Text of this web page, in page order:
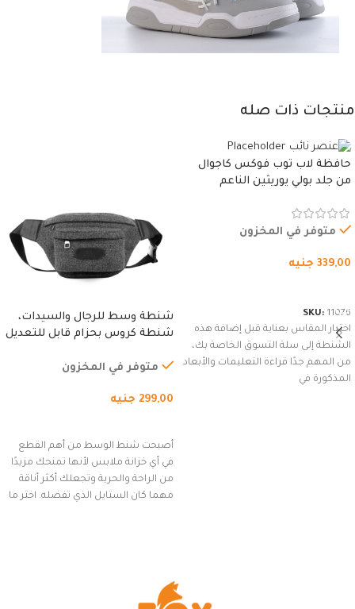
منتجات ذات صله
حافظة لاب توب فوكس كاجوال
من جلد بولي يوريثين الناعم
وسوستة.
متوفر في المخزون
339,00 جنيه
SKU: 11076
اختيار المقاس بعناية قبل إضافة هذه
الشنطة إلى سلة التسوق الخاصة بك،
من المهم جدًا قراءة التعليمات والأبعاد
المذكورة في
شنطة وسط للرجال والسيدات،
شنطة كروس بحزام قابل للتعديل
السفر، الجري العادي، المشي
(رمادي)
متوفر في المخزون
299,00 جنيه
أصبحت شنط الوسط من أهم القطع
في أي خزانة ملابس لأنها تمنحك مزيدًا
من الراحة والحرية وتجعلك أكثر أناقة
مهما كان الستايل الذي تفضله. اختر ما